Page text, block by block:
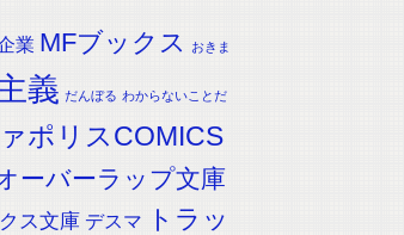
業 MFブックス おきま
義 だんぼる わからないことだ
ポリスCOMICS
ーバーラップ文庫
ス文庫 デスマ
トラッ